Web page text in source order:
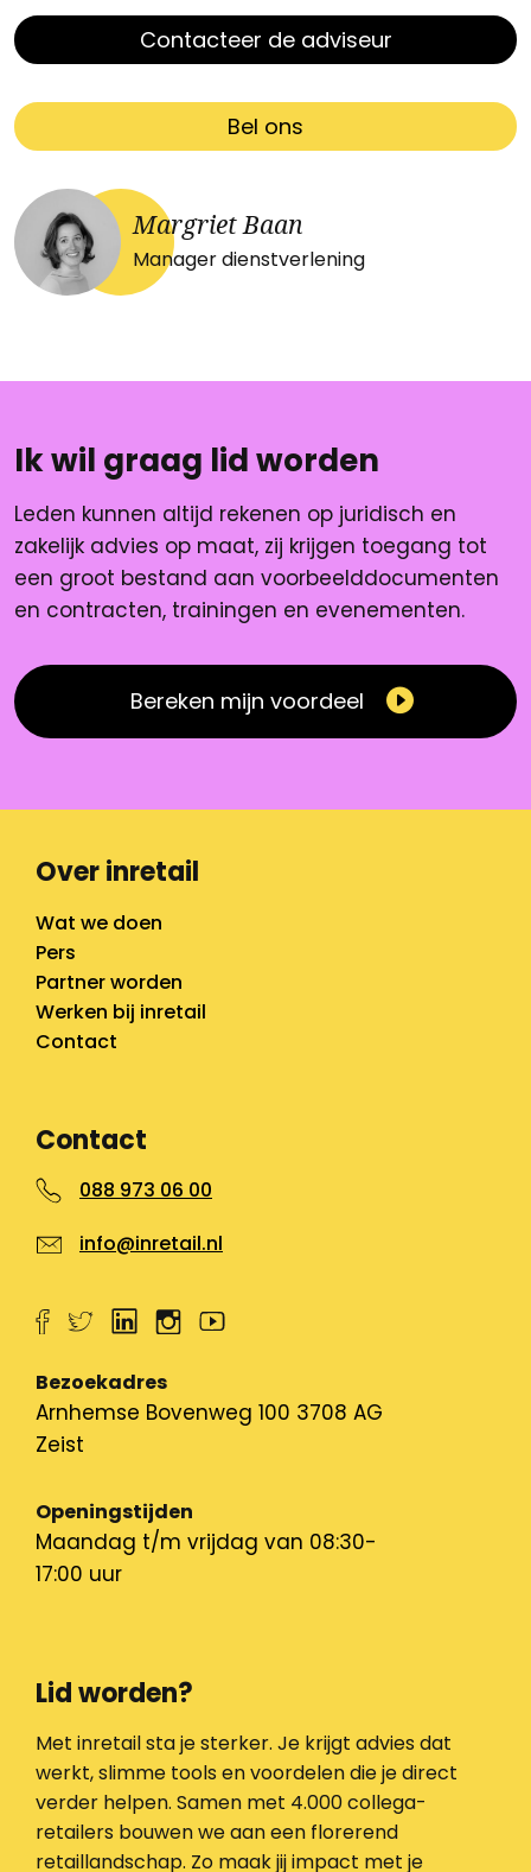
Contacteer de adviseur
Bel ons
Margriet Baan
Manager dienstverlening
Ik wil graag lid worden
Leden kunnen altijd rekenen op juridisch en
zakelijk advies op maat, zij krijgen toegang tot
een groot bestand aan voorbeelddocumenten
en contracten, trainingen en evenementen.
Bereken mijn voordeel
Over inretail
Wat we doen
Pers
Partner worden
Werken bij inretail
Contact
Contact
088 973 06 00
info@inretail.nl
Bezoekadres
Arnhemse Bovenweg 100 3708 AG
Zeist
Openingstijden
Maandag t/m vrijdag van 08:30-
17:00 uur
Lid worden?
Met inretail sta je sterker. Je krijgt advies dat
werkt, slimme tools en voordelen die je direct
verder helpen. Samen met 4.000 collega-
retailers bouwen we aan een florerend
retaillandschap. Zo maak jij impact met je